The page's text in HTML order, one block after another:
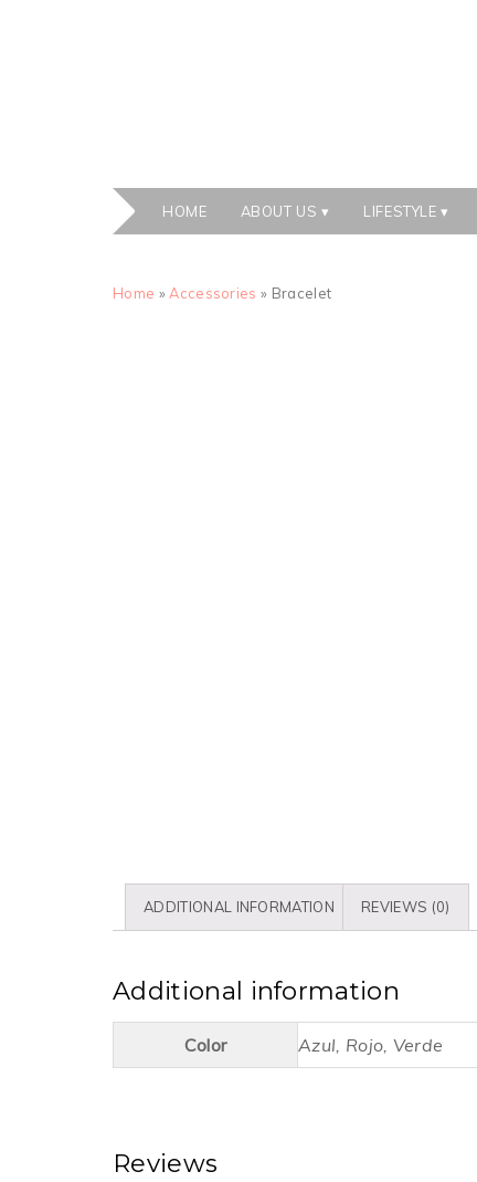
HOME ABOUT US LIFESTYLE
Home » Accessories » Bracelet
ADDITIONAL INFORMATION REVIEWS (0)
Additional information
Color Azul, Rojo, Verde
Reviews